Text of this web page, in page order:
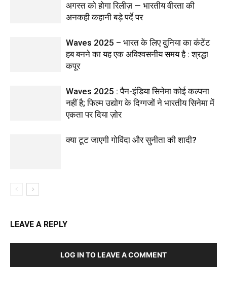
अगस्त को होगा रिलीज़ — भारतीय वीरता की
अनकही कहानी बड़े पर्दे पर
Waves 2025 – भारत के लिए दुनिया का कंटेंट
हब बनने का यह एक अविश्वसनीय समय है : श्रद्धा
कपूर
Waves 2025 : पैन-इंडिया सिनेमा कोई कल्पना
नहीं है; फिल्म उद्योग के दिग्गजों ने भारतीय सिनेमा में
एकता पर दिया ज़ोर
क्या टूट जाएगी गोविंदा और सुनीता की शादी?
LEAVE A REPLY
LOG IN TO LEAVE A COMMENT